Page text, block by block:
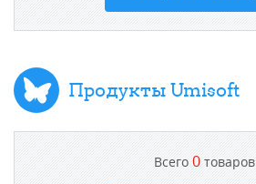
Продукты Umisoft
Всего 0товаров